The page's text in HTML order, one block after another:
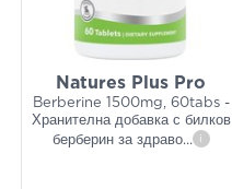
Natures Plus Pro
Berberine 1500mg, 60tabs -
Хранителна добавка с билков
берберин за здраво... i